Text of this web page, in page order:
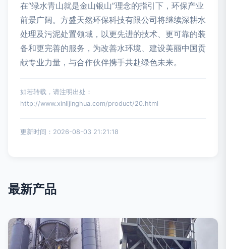
在“绿水青山就是金山银山”理念的指引下，环保产业
前景广阔。方盛天然环保科技有限公司将继续深耕水
处理及污泥处置领域，以更先进的技术、更可靠的装
备和更完善的服务，为改善水环境、建设美丽中国贡
献专业力量，与合作伙伴携手共赴绿色未来。
如若转载，请注明出处：
http://www.xinlijinghua.com/product/20.html
更新时间：2026-08-03 21:21:18
最新产品